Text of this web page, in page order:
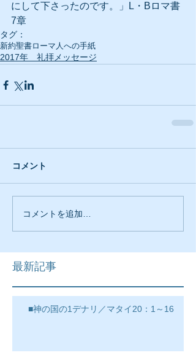
にして下さったのです。」L・Bロマ書
7章
タグ：
新約聖書ローマ人への手紙
2017年 礼拝メッセージ
コメント
コメントを追加…
最新記事
■神の国の1デナリ／マタイ20：1～16